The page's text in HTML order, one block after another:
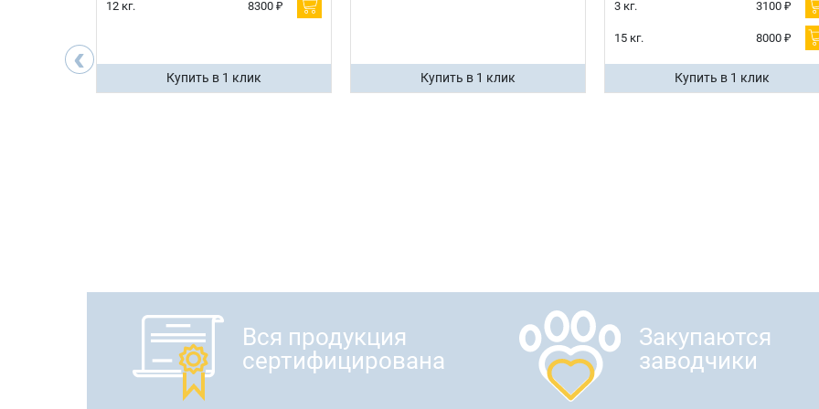
‹
12 кг. 8300 ₽
Купить в 1 клик Купить в 1 клик
3 кг. 3100 ₽
15 кг. 8000 ₽
Купить в 1 клик
Вся продукция
сертифицирована
Закупаются
заводчики